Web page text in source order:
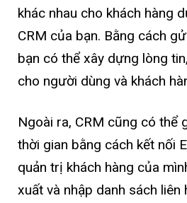
khác nhau cho khách hàng
CRM của bạn. Bằng cách
bạn có thể xây dựng lòng
cho người dùng và khách
Ngoài ra, CRM cũng có thể
thời gian bằng cách kết nối
quản trị khách hàng của
xuất và nhập danh sách liên